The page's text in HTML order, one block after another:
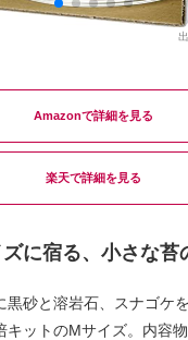
Amazon
楽天
に宿る、小さな苔
黒砂と溶岩石、スナゴケ
キットのMサイズ。内容